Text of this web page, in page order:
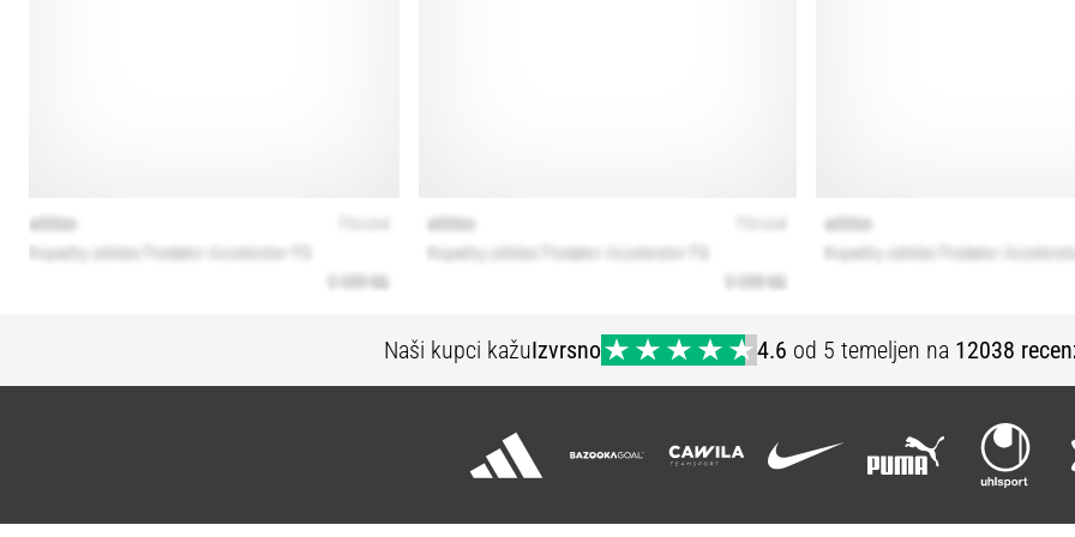
Naši kupci kažuIzvrsno 4.6 od 5 temeljen na 12038